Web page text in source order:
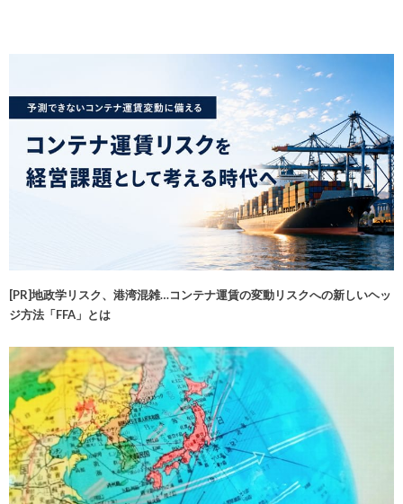
[PR]地政学リスク、港湾混雑…コンテナ運賃の変動リスクへの新しいヘッ
ジ方法「FFA」とは